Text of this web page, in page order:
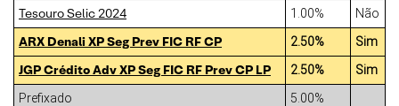
Tesouro Selic 2024 1.00% Não
ARX Denali XP Seg Prev FIC RF CP 2.50% Sim
JGP Crédito Adv XP Seg FIC RF Prev CP LP 2.50%
Sim
Prefixado
5.00%